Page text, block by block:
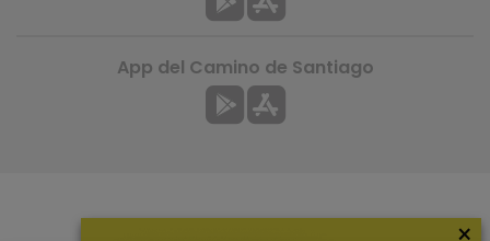
App del Camino de Santiago